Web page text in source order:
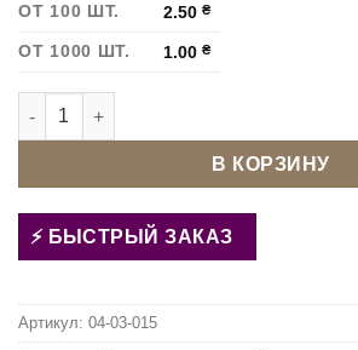
ОТ 100 ШТ. 2.50₴
ОТ 1000 ШТ. 1.00₴
Количество товара Люверс Блочка
В КОРЗИНУ
БЫСТРЫЙ ЗАКАЗ
Артикул: 04-03-015